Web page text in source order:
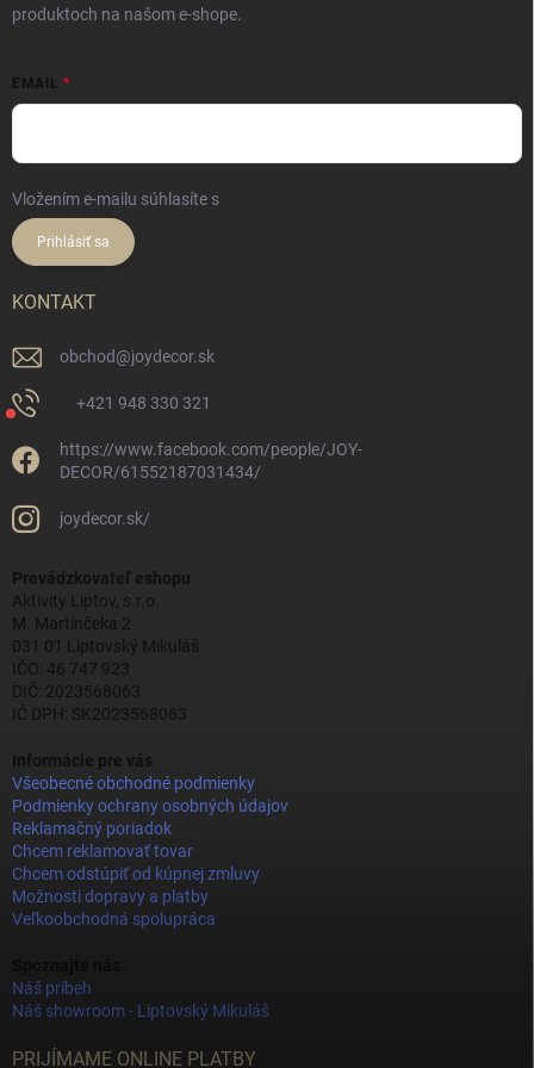
produktoch na našom e-shope.
EMAIL
Vložením e-mailu súhlasíte s
Prihlásiť sa
KONTAKT
obchod@joydecor.sk
+421 948 330 321
https://www.facebook.com/people/JOY-
DECOR/61552187031434/
joydecor.sk/
Prevádzkovateľ eshopu
Aktivity Liptov, s.r.o.
M. Martinčeka 2
031 01 Liptovský Mikuláš
IČO: 46 747 923
DIČ: 2023568063
IČ DPH: SK2023568063
Informácie pre vás
Všeobecné obchodné podmienky
Podmienky ochrany osobných údajov
Reklamačný poriadok
Chcem reklamovať tovar
Chcem odstúpiť od kúpnej zmluvy
Možnosti dopravy a platby
Veľkoobchodná spolupráca
Náš príbeh
Náš showroom - Liptovský Mikuláš
PRIJÍMAME ONLINE PLATBY